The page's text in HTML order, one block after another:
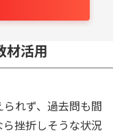
材活用
れず、過去問も間
挫折しそうな状況